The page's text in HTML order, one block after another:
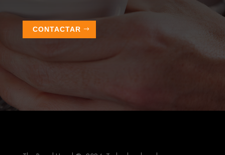
CONTACTAR